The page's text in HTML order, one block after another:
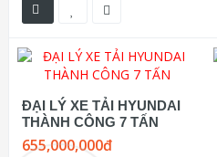
ĐẠI LÝ XE TẢI HYUNDAI
THÀNH CÔNG 7 TẤN
655,000,000đ